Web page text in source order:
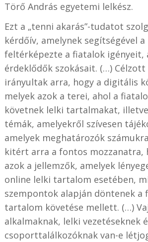
Törő András egyetemi lelkész.
Ezt a „tenni akarás”-tudatot
kérdőív, amelynek segítségével a
feltérképezte a fiatalok igényeit,
érdeklődők szokásait. (…) Célzott
irányultak arra, hogy a digitális
melyek azok a terei, ahol a
követnek lelki tartalmakat,
témák, amelyekről szívesen
amelyek meghatározók
kitért arra a fontos mozzanatra,
azok a jellemzők, amelyek
online lelki tartalom esetében,
szempontok alapján döntenek a
tartalom követése mellett. (…)
alkalmaknak, lelki vezetéseknek
csoporttalálkozóknak van-e